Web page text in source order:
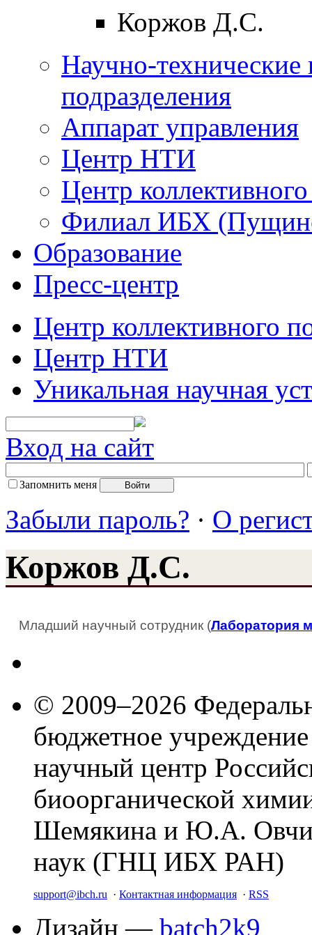
Коржов Д.С.
Научно-технические
подразделения
Аппарат управления
Центр НТИ
Центр
Филиал ИБХ
Образование
Пресс-центр
Центр коллективного
Центр НТИ
Уникальная научная
Вход на сайт
Запомнить меня
Забыли пароль? · О
Коржов Д.С.
Младший научный сотрудник (Лаборатория
© 2009–2026
бюджетное
научный центр
биоорганической
Шемякина и Ю.А.
наук (ГНЦ ИБХ РАН)
support@ibch.ru · Контактная информация · RSS
Дизайн — batch2k9